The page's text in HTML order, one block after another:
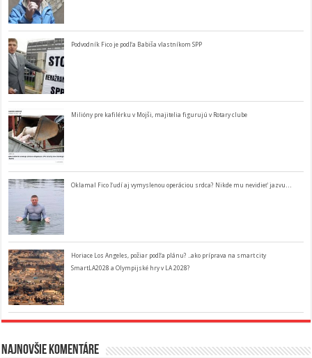
Podvodník Fico je podľa Babiša vlastníkom SPP
Milióny pre kafilérku v Mojši, majitelia figurujú v Rotary clube
Oklamal Fico ľudí aj vymyslenou operáciou srdca? Nikde mu nevidieť jazvu…
Horiace Los Angeles, požiar podľa plánu? ..ako príprava na smart city
SmartLA2028 a Olympijské hry v LA 2028?
Najnovšie komentáre